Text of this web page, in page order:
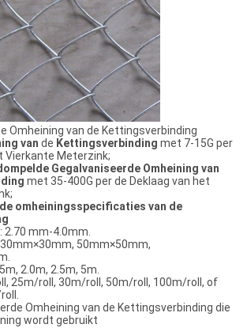
Omheining van de Kettingsverbinding
van de Kettingsverbinding met 7-15G per
Vierkante Meterzink;
Gegalvaniseerde Omheining van
met 35-400G per de Deklaag van het
omheiningsspecificaties van de
2.70 mm-4.0mm.
50mm×50mm,
2.0m, 2.5m, 5m.
25m/roll, 30m/roll, 50m/roll, 100m/roll, of
Omheining van de Kettingsverbinding die
wordt gebruikt